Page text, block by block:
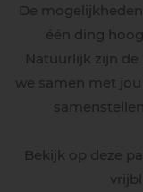
De
één ding
Natuurlijk zijn
we samen met
Bekijk op deze